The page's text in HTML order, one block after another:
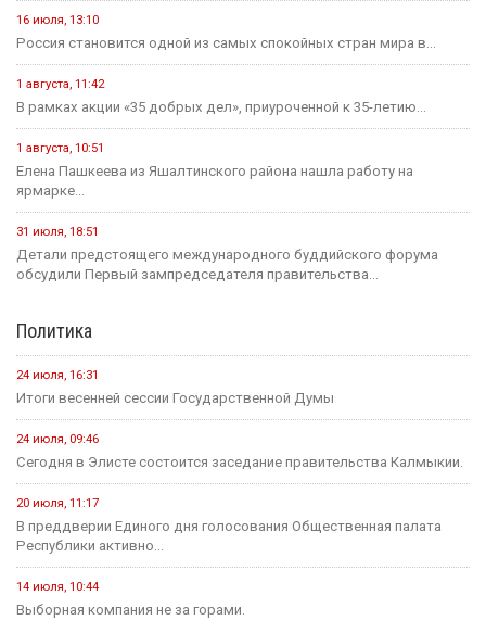
23 июля Событие
Минсельхоз России ждет от властей Калмыкии адресный
план по борьбе с опустыниванием
19 июля Событие
На «Дне поля — 2026» в Барнауле обсудили борьбу с
опустыниванием в Калмыкии
24 июля
В Малодербетовском районе в ДТП погиб водитель
легкового автомобиля
23 июля Событие
Калмыкии увековечили память о подвиге Героя России
Нарана Очир-Горяева
Новости на канале Россия 24